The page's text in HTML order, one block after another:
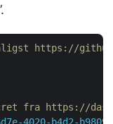
https://
fra https://